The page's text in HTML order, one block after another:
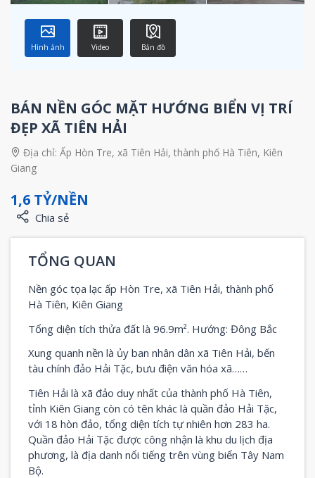
Hình ảnh Video Bản đồ
BÁN NỀN GÓC MẶT HƯỚNG BIỂN VỊ TRÍ
ĐẸP XÃ TIÊN HẢI
Địa chỉ: Ấp Hòn Tre, xã Tiên Hải, thành phố Hà Tiên, Kiên
Giang
1,6 TỶ/NỀN
Chia sẻ
TỔNG QUAN
Nền góc tọa lạc ấp Hòn Tre, xã Tiên Hải, thành phố
Hà Tiên, Kiên Giang
Tổng diện tích thửa đất là 96.9m². Hướng: Đông Bắc
Xung quanh nền là ủy ban nhân dân xã Tiên Hải, bến
tàu chính đảo Hải Tặc, bưu điện văn hóa xã……
Tiên Hải là xã đảo duy nhất của thành phố Hà Tiên,
tỉnh Kiên Giang còn có tên khác là quần đảo Hải Tặc,
với 18 hòn đảo, tổng diện tích tự nhiên hơn 283 ha.
Quần đảo Hải Tặc được công nhận là khu du lịch địa
phương, là địa danh nổi tiếng trên vùng biển Tây Nam
Bộ.